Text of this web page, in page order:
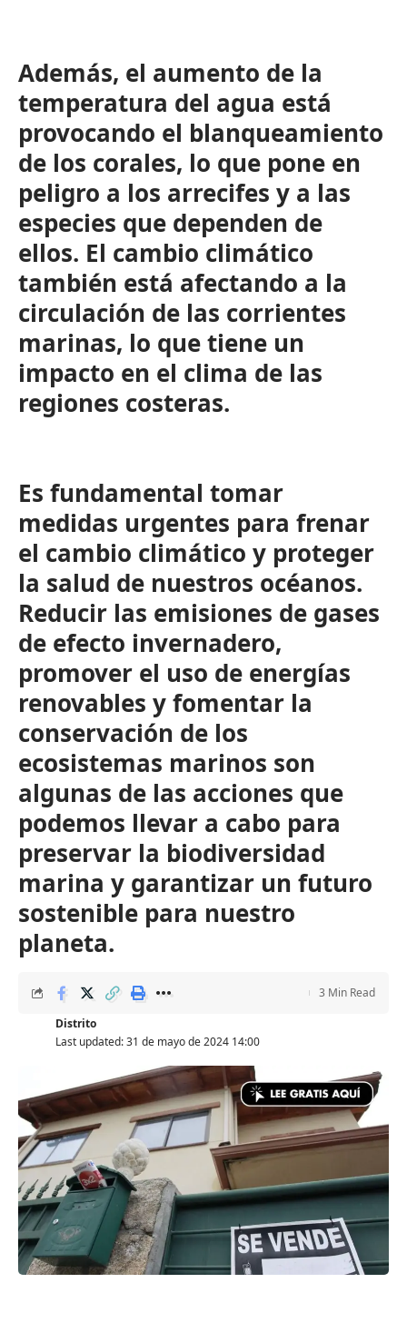
Además, el aumento de la
temperatura del agua está
provocando el blanqueamiento
de los corales, lo que pone en
peligro a los arrecifes y a las
especies que dependen de
ellos. El cambio climático
también está afectando a la
circulación de las corrientes
marinas, lo que tiene un
impacto en el clima de las
regiones costeras.
Es fundamental tomar
medidas urgentes para frenar
el cambio climático y proteger
la salud de nuestros océanos.
Reducir las emisiones de gases
de efecto invernadero,
promover el uso de energías
renovables y fomentar la
conservación de los
ecosistemas marinos son
algunas de las acciones que
podemos llevar a cabo para
preservar la biodiversidad
marina y garantizar un futuro
sostenible para nuestro
planeta.
Last updated: 31 de mayo de 2024 14:00
Distrito
3 Min Read